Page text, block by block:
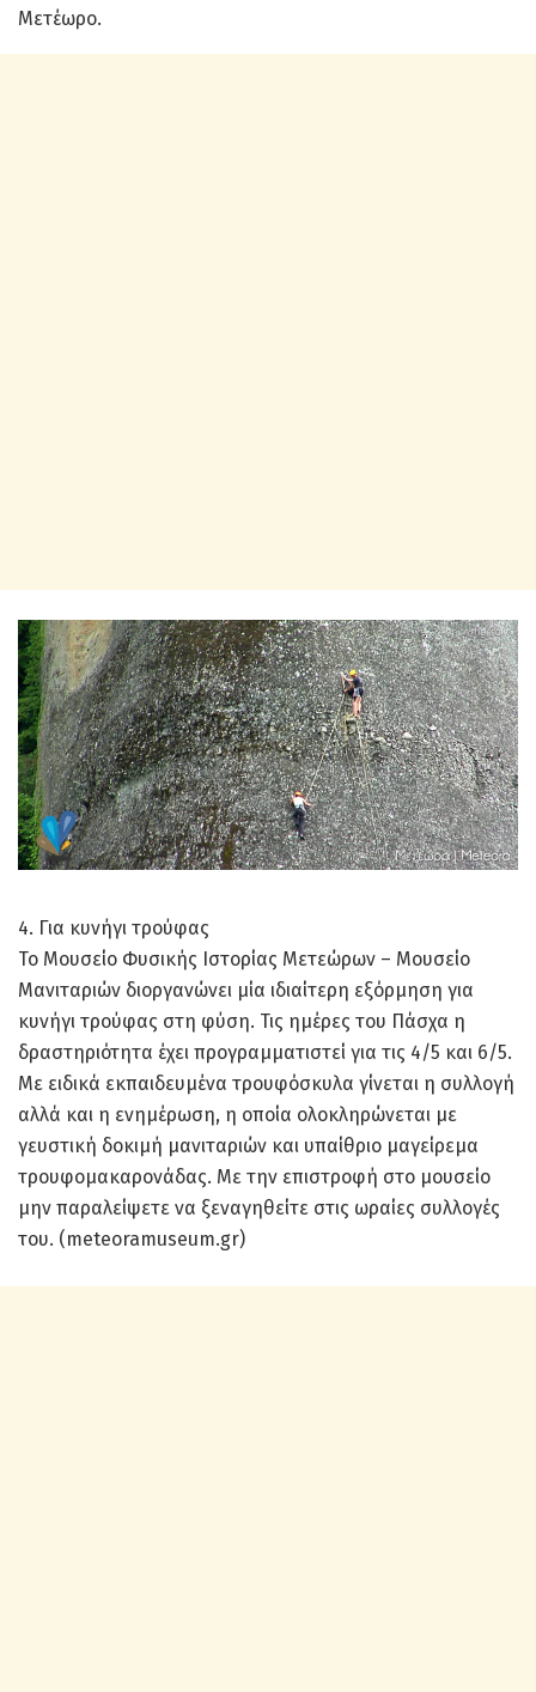
Μετέωρο.
4. Για κυνήγι τρούφας
Το Μουσείο Φυσικής Ιστορίας Μετεώρων – Μουσείο
Μανιταριών διοργανώνει μία ιδιαίτερη εξόρμηση για
κυνήγι τρούφας στη φύση. Τις ημέρες του Πάσχα η
δραστηριότητα έχει προγραμματιστεί για τις 4/5 και 6/5.
Με ειδικά εκπαιδευμένα τρουφόσκυλα γίνεται η συλλογή
αλλά και η ενημέρωση, η οποία ολοκληρώνεται με
γευστική δοκιμή μανιταριών και υπαίθριο μαγείρεμα
τρουφομακαρονάδας. Με την επιστροφή στο μουσείο
μην παραλείψετε να ξεναγηθείτε στις ωραίες συλλογές
του. (meteoramuseum.gr)